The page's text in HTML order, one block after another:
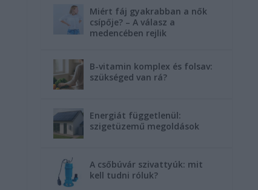
Miért fáj gyakrabban a nők
csípője? – A válasz a
medencében rejlik
B-vitamin komplex és folsav:
szükséged van rá?
Energiát függetlenül:
szigetüzemű megoldások
A csőbúvár szivattyúk: mit
kell tudni róluk?